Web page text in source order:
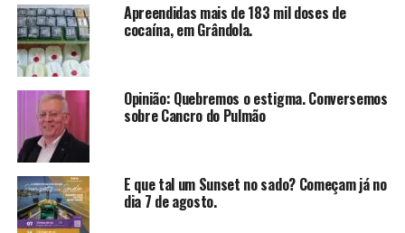
Apreendidas mais de 183 mil doses de
cocaína, em Grândola.
Opinião: Quebremos o estigma. Conversemos
sobre Cancro do Pulmão
E que tal um Sunset no sado? Começam já no
dia 7 de agosto.